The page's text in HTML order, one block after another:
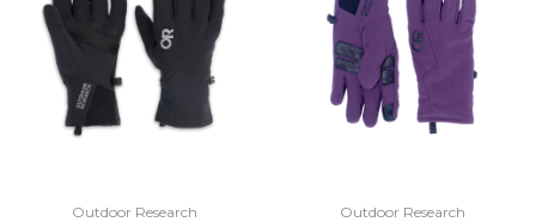
Outdoor Research Outdoor Research